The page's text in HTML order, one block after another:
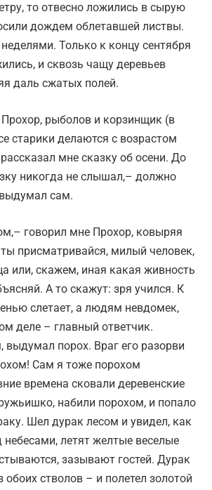
то отвесно ложились в сырую
дождем облетавшей листвы.
Только к концу сентября
и сквозь чащу деревьев
даль сжатых полей.
рыболов и корзинщик (в
старики делаются с возрастом
мне сказку об осени. До
никогда не слышал,– должно
сам.
говорил мне Прохор, ковыряя
присматривайся, милый человек,
или, скажем, иная какая живность
А то скажут: зря учился. К
слетает, а людям невдомек,
деле – главный ответчик.
выдумал порох. Враг его разорви
Сам я тоже порохом
времена сковали деревенские
набили порохом, и попало
Шел дурак лесом и увидел, как
небесами, летят желтые веселые
зазывают гостей. Дурак
стволов – и полетел золотой